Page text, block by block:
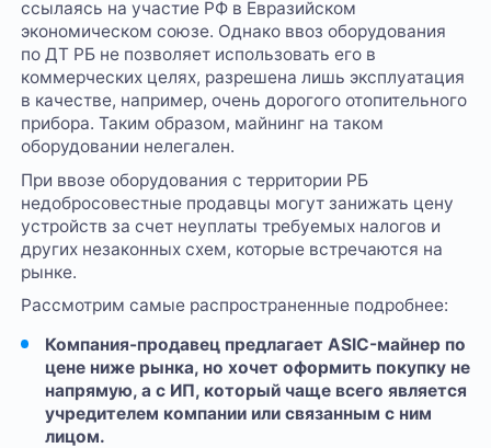
ссылаясь на участие РФ в Евразийском
экономическом союзе. Однако ввоз оборудования
по ДТ РБ не позволяет использовать его в
коммерческих целях, разрешена лишь эксплуатация
в качестве, например, очень дорогого отопительного
прибора. Таким образом, майнинг на таком
оборудовании нелегален.
При ввозе оборудования с территории РБ
недобросовестные продавцы могут занижать цену
устройств за счет неуплаты требуемых налогов и
других незаконных схем, которые встречаются на
рынке.
Рассмотрим самые распространенные подробнее:
Компания-продавец предлагает ASIC-майнер по
цене ниже рынка, но хочет оформить покупку не
напрямую, а с ИП, который чаще всего является
учредителем компании или связанным с ним
лицом.